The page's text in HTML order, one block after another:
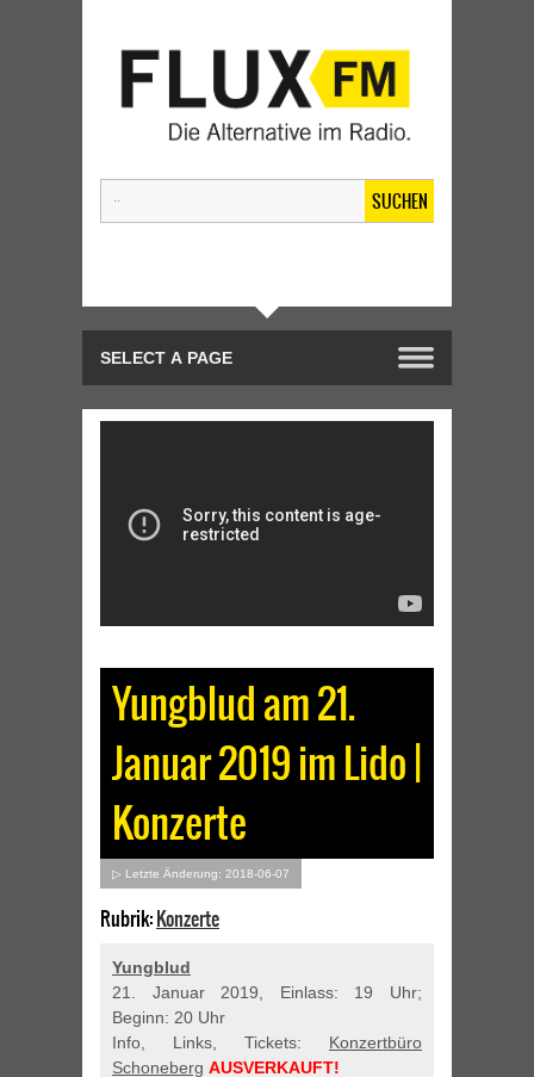
SUCHEN
Yungblud am 21.
Januar 2019 im Lido |
Konzerte
▷ Letzte Änderung: 2018-06-07
Rubrik:Konzerte
Yungblud
21. Januar 2019, Einlass: 19 Uhr;
Beginn: 20 Uhr
Info, Links, Tickets: Konzertbüro
Schoneberg AUSVERKAUFT!